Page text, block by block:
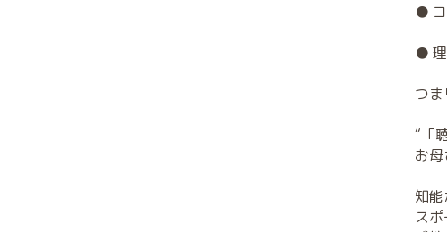
● コ
●
つま
“「
お母
知能
スポ